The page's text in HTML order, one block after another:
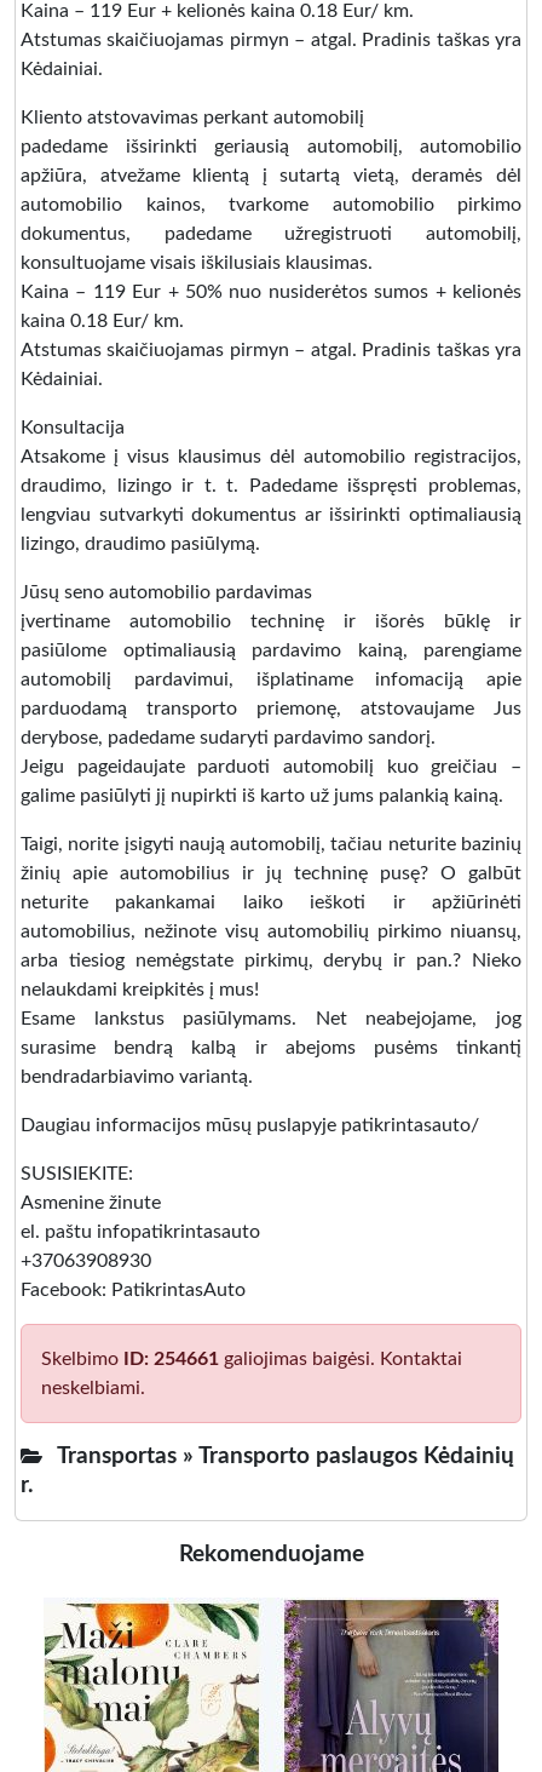
Kaina – 119 Eur + kelionės kaina 0.18 Eur/ km.
Atstumas skaičiuojamas pirmyn – atgal. Pradinis taškas yra
Kėdainiai.
Kliento atstovavimas perkant automobilį
padedame išsirinkti geriausią automobilį, automobilio
apžiūra, atvežame klientą į sutartą vietą, deramės dėl
automobilio kainos, tvarkome automobilio pirkimo
dokumentus, padedame užregistruoti automobilį,
konsultuojame visais iškilusiais klausimas.
Kaina – 119 Eur + 50% nuo nusiderėtos sumos + kelionės
kaina 0.18 Eur/ km.
Atstumas skaičiuojamas pirmyn – atgal. Pradinis taškas yra
Kėdainiai.
Konsultacija
Atsakome į visus klausimus dėl automobilio registracijos,
draudimo, lizingo ir t. t. Padedame išspręsti problemas,
lengviau sutvarkyti dokumentus ar išsirinkti optimaliausią
lizingo, draudimo pasiūlymą.
Jūsų seno automobilio pardavimas
įvertiname automobilio techninę ir išorės būklę ir
pasiūlome optimaliausią pardavimo kainą, parengiame
automobilį pardavimui, išplatiname infomaciją apie
parduodamą transporto priemonę, atstovaujame Jus
derybose, padedame sudaryti pardavimo sandorį.
Jeigu pageidaujate parduoti automobilį kuo greičiau –
galime pasiūlyti jį nupirkti iš karto už jums palankią kainą.
Taigi, norite įsigyti naują automobilį, tačiau neturite bazinių
žinių apie automobilius ir jų techninę pusę? O galbūt
neturite pakankamai laiko ieškoti ir apžiūrinėti
automobilius, nežinote visų automobilių pirkimo niuansų,
arba tiesiog nemėgstate pirkimų, derybų ir pan.? Nieko
nelaukdami kreipkitės į mus!
Esame lankstus pasiūlymams. Net neabejojame, jog
surasime bendrą kalbą ir abejoms pusėms tinkantį
bendradarbiavimo variantą.
Daugiau informacijos mūsų puslapyje patikrintasauto/
SUSISIEKITE:
Asmenine žinute
el. paštu infopatikrintasauto
+37063908930
Facebook: PatikrintasAuto
Skelbimo ID: 254661 galiojimas baigėsi. Kontaktai
neskelbiami.
Transportas » Transporto paslaugos Kėdainių
r.
Rekomenduojame